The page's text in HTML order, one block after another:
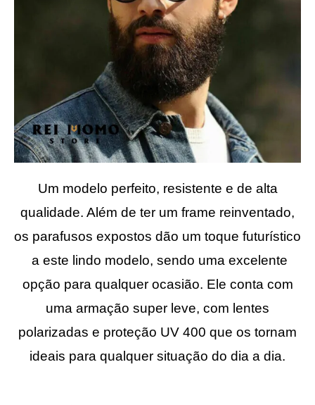
Um modelo perfeito, resistente e de alta
qualidade. Além de ter um frame reinventado,
os parafusos expostos dão um toque futurístico
a este lindo modelo, sendo uma excelente
opção para qualquer ocasião. Ele conta com
uma armação super leve, com lentes
polarizadas e proteção UV 400 que os tornam
ideais para qualquer situação do dia a dia.